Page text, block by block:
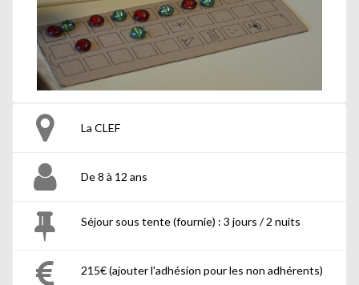
La CLEF
De 8 à 12 ans
Séjour sous tente (fournie) : 3 jours / 2 nuits
215€ (ajouter l'adhésion pour les non adhérents)